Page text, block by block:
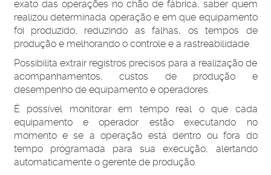
exato das operações no chão de fábrica, saber quem
realizou determinada operação e em que equipamento
foi produzido, reduzindo as falhas, os tempos de
produção e melhorando o controle e a rastreabilidade.
Possibilita extrair registros precisos para a realização de
acompanhamentos, custos de produção e
desempenho de equipamento e operadores.
É possível monitorar em tempo real o que cada
equipamento e operador estão executando no
momento e se a operação está dentro ou fora do
tempo programada para sua execução, alertando
automaticamente o gerente de produção.